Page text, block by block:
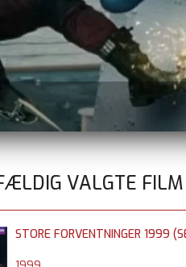
VALGTE FILM
STORE FORVENTNINGER 1999